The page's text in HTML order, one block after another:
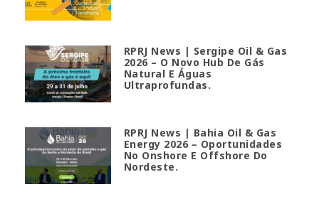
RPRJ News | Sergipe Oil & Gas
2026 – O Novo Hub De Gás
Natural E Águas
Ultraprofundas.
RPRJ News | Bahia Oil & Gas
Energy 2026 – Oportunidades
No Onshore E Offshore Do
Nordeste.